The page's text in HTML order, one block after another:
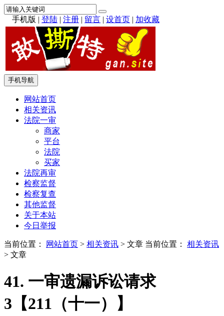
手机版 | 登陆 | 注册 | 留言 | 设首页 | 加收藏
手机导航
网站首页
相关资讯
法院一审
商家
平台
法院
买家
法院再审
检察监督
检察复查
其他监督
关于本站
今日举报
当前位置： 网站首页 > 相关资讯 > 文章 当前位置： 相关资讯
> 文章
41. 一审遗漏诉讼请求
3【211（十一）】